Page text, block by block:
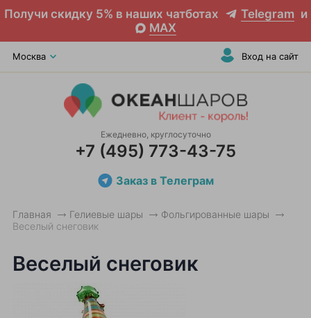
Получи скидку 5% в наших чатботах Telegram и
MAX
Москва Вход на сайт
Ежедневно, круглосуточно
+7 (495) 773-43-75
Заказ в Телеграм
Главная Гелиевые шары
Фольгированные шары
Веселый снеговик
Веселый снеговик